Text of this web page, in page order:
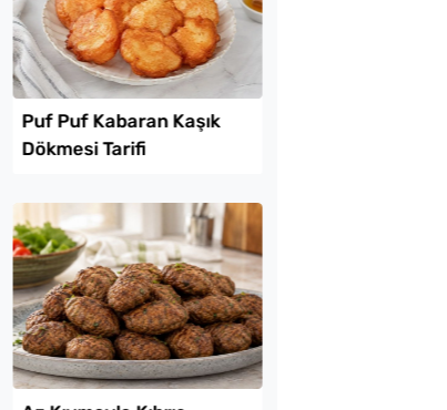
Lezzet Trendleri